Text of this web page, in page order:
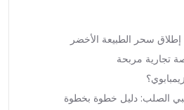
سحر الطبيعة الأخضر
تجارية مربحة
الصلب: دليل خطوة بخطوة